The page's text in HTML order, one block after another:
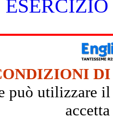
DI
può utilizzare il